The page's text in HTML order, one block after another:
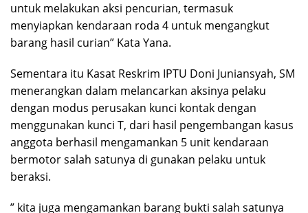
untuk melakukan aksi pencurian, termasuk
menyiapkan kendaraan roda 4 untuk mengangkut
barang hasil curian” Kata Yana.
Sementara itu Kasat Reskrim IPTU Doni Juniansyah, SM
menerangkan dalam melancarkan aksinya pelaku
dengan modus perusakan kunci kontak dengan
menggunakan kunci T, dari hasil pengembangan kasus
anggota berhasil mengamankan 5 unit kendaraan
bermotor salah satunya di gunakan pelaku untuk
beraksi.
” kita juga mengamankan barang bukti salah satunya